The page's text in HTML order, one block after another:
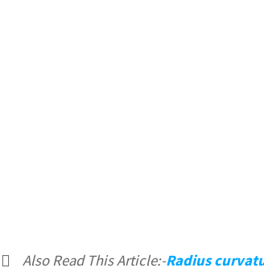
Also Read This Article:-Radius